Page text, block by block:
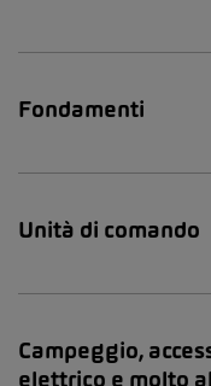
Fondamenti
Unità di comando
Campeggio,
elettrico e molto